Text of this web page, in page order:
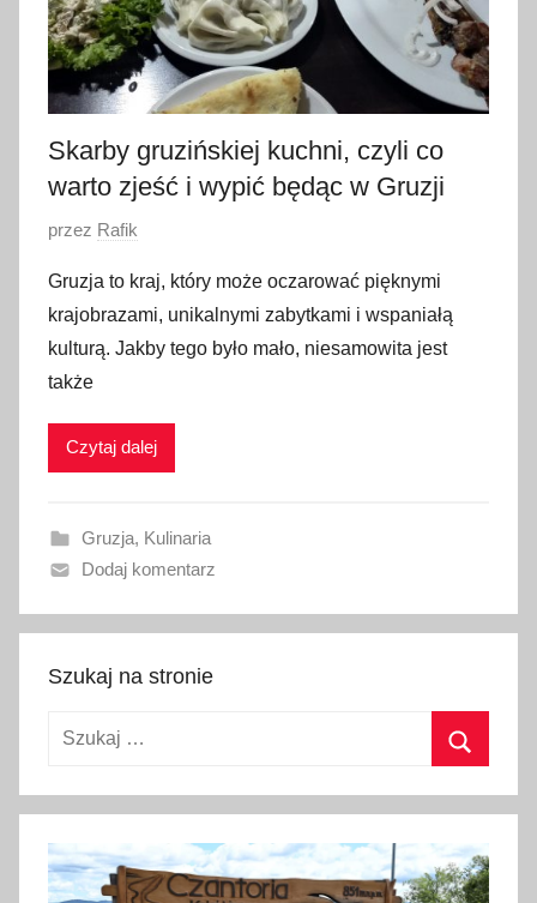
i
a
2
Skarby gruzińskiej kuchni, czyli co
warto zjeść i wypić będąc w Gruzji
O
u
b
l
i
w
n
o
9
m
2
1
7
przez Rafik
Gruzja to kraj, który może oczarować pięknymi
krajobrazami, unikalnymi zabytkami i wspaniałą
kulturą. Jakby tego było mało, niesamowita jest
także
Czytaj dalej
Gruzja, Kulinaria
Dodaj komentarz
Szukaj na stronie
Szukaj: